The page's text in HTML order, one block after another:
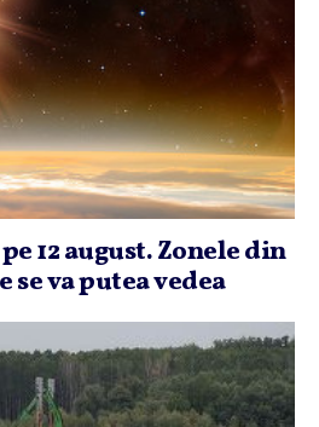
12 august. Zonele din
se va putea vedea